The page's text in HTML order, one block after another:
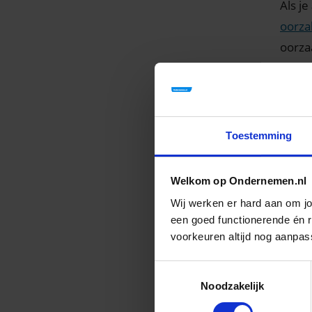
Toestemming
Welkom op Ondernemen.nl
Wij werken er hard aan om
een goed functionerende én
voorkeuren altijd nog
Noodzakelijk
Als
Als